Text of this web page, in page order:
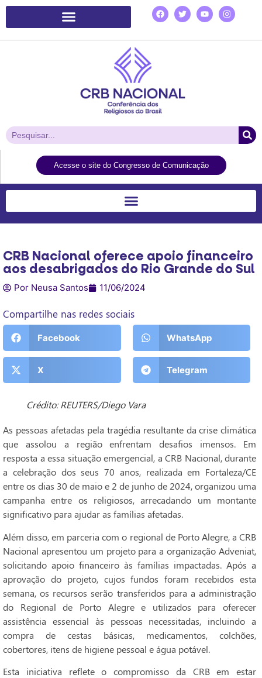
Acesse o site do Congresso de Comunicação
CRB Nacional oferece apoio financeiro
aos desabrigados do Rio Grande do Sul
Por Neusa Santos 11/06/2024
Compartilhe nas redes sociais
Facebook WhatsApp
X Telegram
Crédito: REUTERS/Diego Vara
As pessoas afetadas pela tragédia resultante da crise climática
que assolou a região enfrentam desafios imensos. Em
resposta a essa situação emergencial, a CRB Nacional, durante
a celebração dos seus 70 anos, realizada em Fortaleza/CE
entre os dias 30 de maio e 2 de junho de 2024, organizou uma
campanha entre os religiosos, arrecadando um montante
significativo para ajudar as famílias afetadas.
Além disso, em parceria com o regional de Porto Alegre, a CRB
Nacional apresentou um projeto para a organização Adveniat,
solicitando apoio financeiro às famílias impactadas. Após a
aprovação do projeto, cujos fundos foram recebidos esta
semana, os recursos serão transferidos para a administração
do Regional de Porto Alegre e utilizados para oferecer
assistência essencial às pessoas necessitadas, incluindo a
compra de cestas básicas, medicamentos, colchões,
cobertores, itens de higiene pessoal e água potável.
Esta iniciativa reflete o compromisso da CRB em estar